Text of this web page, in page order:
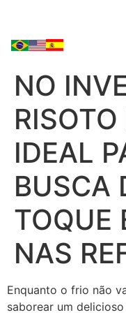
NO
IDEAL
BUSCA
TOQUE
NAS
Enquanto o frio não
saborear um